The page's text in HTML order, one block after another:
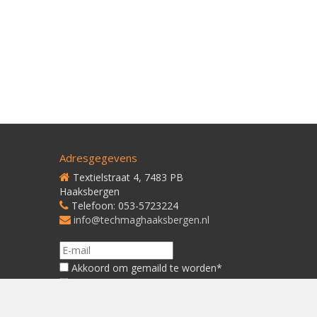
Adresgegevens
Textielstraat 4, 7483 PB
Haaksbergen
Telefoon: 053-5723224
info@techmaghaaksbergen.nl
Akkoord om gemaild te worden*
Akkoord met onsPrivacybeleid*